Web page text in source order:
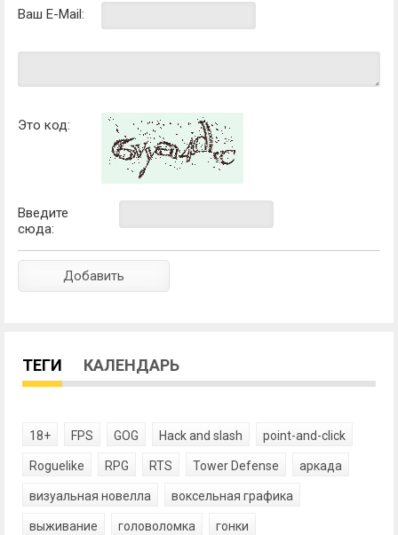
Ваш E-Mail:
Это код:
Введите
сюда:
ТЕГИ КАЛЕНДАРЬ
18+ FPS GOG Hack and slash point-and-click
Roguelike RPG RTS Tower Defense аркада
визуальная новелла воксельная графика
выживание головоломка гонки